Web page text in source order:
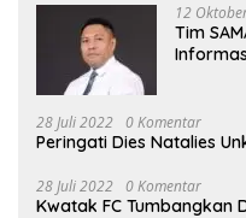
12
Tim
28 Juli 2022 0 Komentar
Peringati Dies Natalies
28 Juli 2022 0 Komentar
Kwatak FC Tumbangkan